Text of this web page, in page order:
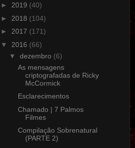
► 2019 (40)
► 2018 (104)
► 2017 (171)
▼ 2016 (66)
▼ dezembro (6)
As mensagens
criptografadas de Ricky
McCormick
Esclarecimentos
Chamado | 7 Palmos
Filmes
Compilação Sobrenatural
(PARTE 2)